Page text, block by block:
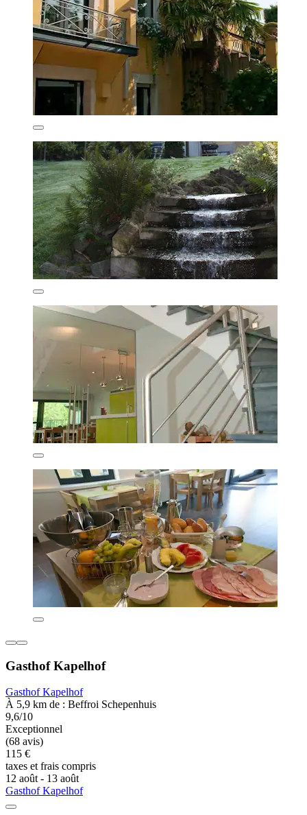
Gasthof Kapelhof
Gasthof Kapelhof
À 5,9 km de : Beffroi Schepenhuis
9,6/10
Exceptionnel
(68 avis)
115 €
taxes et frais compris
12 août - 13 août
Gasthof Kapelhof